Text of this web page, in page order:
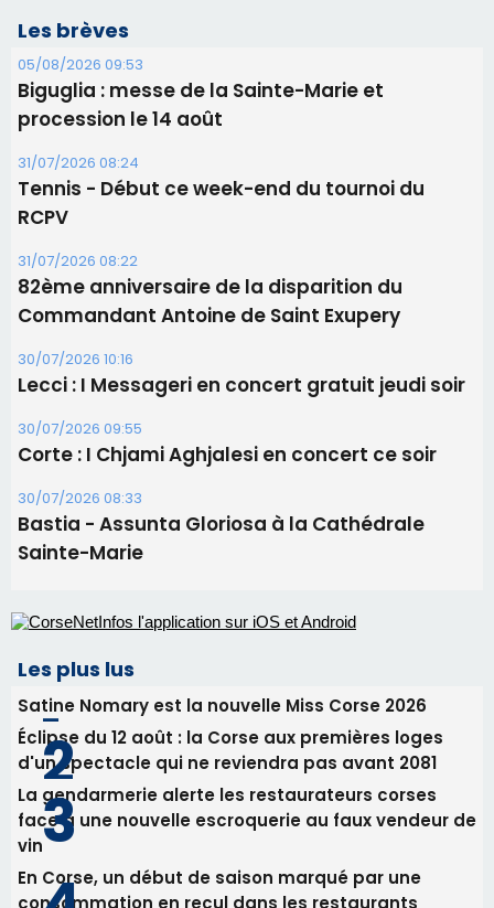
Les brèves
05/08/2026 09:53
Biguglia : messe de la Sainte-Marie et
procession le 14 août
31/07/2026 08:24
Tennis - Début ce week-end du tournoi du
RCPV
31/07/2026 08:22
82ème anniversaire de la disparition du
Commandant Antoine de Saint Exupery
30/07/2026 10:16
Lecci : I Messageri en concert gratuit jeudi soir
30/07/2026 09:55
Corte : I Chjami Aghjalesi en concert ce soir
30/07/2026 08:33
Bastia - Assunta Gloriosa à la Cathédrale
Sainte-Marie
Les plus lus
Satine Nomary est la nouvelle Miss Corse 2026
Éclipse du 12 août : la Corse aux premières loges
d'un spectacle qui ne reviendra pas avant 2081
La gendarmerie alerte les restaurateurs corses
face à une nouvelle escroquerie au faux vendeur de
vin
En Corse, un début de saison marqué par une